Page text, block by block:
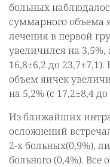
больных
суммарного объема
лечения в первой
увеличился на 3,5%,
16,8±6,2 до
объем яичек
на 5,2% (с 17,2±8,4
Из ближайших
осложнений
2-х больных(0,9%),
больного (0,4%).